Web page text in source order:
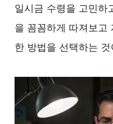
일시금 수령을 고민하
을 꼼꼼하게 따져보고
한 방법을 선택하는